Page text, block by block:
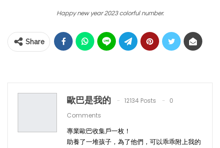
Happy new year 2023 colorful number.
Share
歐巴是我的 12134 Posts
0
Comments
專業歐巴收集戶一枚！
助養了一堆孩子，為了他們，可以乖乖附上我的